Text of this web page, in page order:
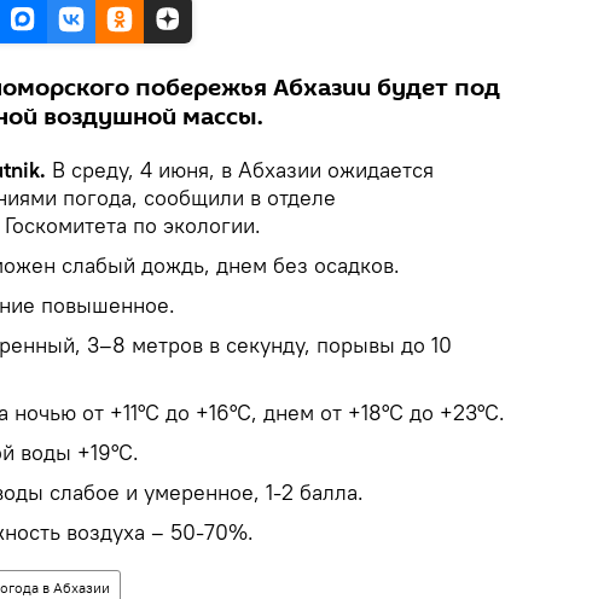
побережья Абхазии будет под
воздушной массы.
В среду, 4 июня, в Абхазии ожидается
погода, сообщили в отделе
по экологии.
слабый дождь, днем без осадков.
повышенное.
3–8 метров в секунду, порывы до 10
ночью от +11°С до +16°С, днем от +18°С до +23°С.
воды +19°С.
слабое и умеренное, 1-2 балла.
воздуха – 50-70%.
в Абхазии